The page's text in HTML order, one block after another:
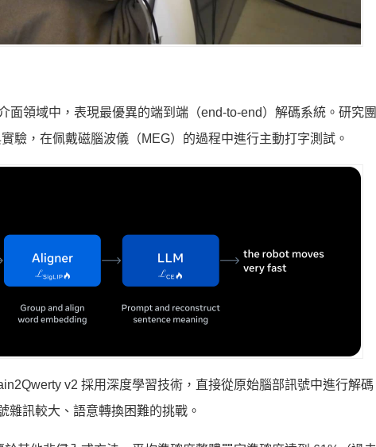
面領域中，表現最優異的端到端（end-to-end）解碼系統。研究
驗，在佩戴磁腦波儀（MEG）的過程中進行主動打字測試。
v2 採用深度學習技術，直接從原始腦部訊號中進行解
雜訊較大、語意轉換困難的挑戰。